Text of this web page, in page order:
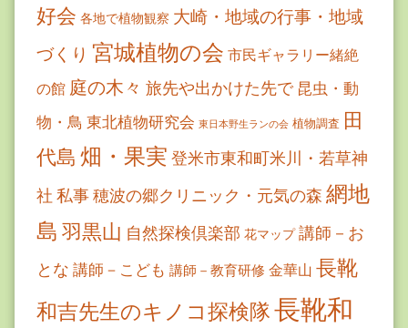
好会 各地で植物観察 大崎・地域の行事・地域
づくり 宮城植物の会 市民ギャラリー緒絶
の館 庭の木々 旅先や出かけた先で 昆虫・動
物・鳥 東北植物研究会 東日本野生ランの会 植物調査 田
代島 畑・果実 登米市東和町米川・若草神
社 私事穂波の郷クリニック・元気の森 網地
島 羽黒山 自然探検倶楽部 花マップ 講師－お
とな 講師－こども 講師－教育研修 金華山 長靴
和吉先生のキノコ探検隊長靴和